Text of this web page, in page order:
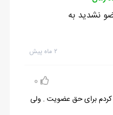
نشدید به
۲ ماه پیش
0
کردم برای حق عضویت . ولی